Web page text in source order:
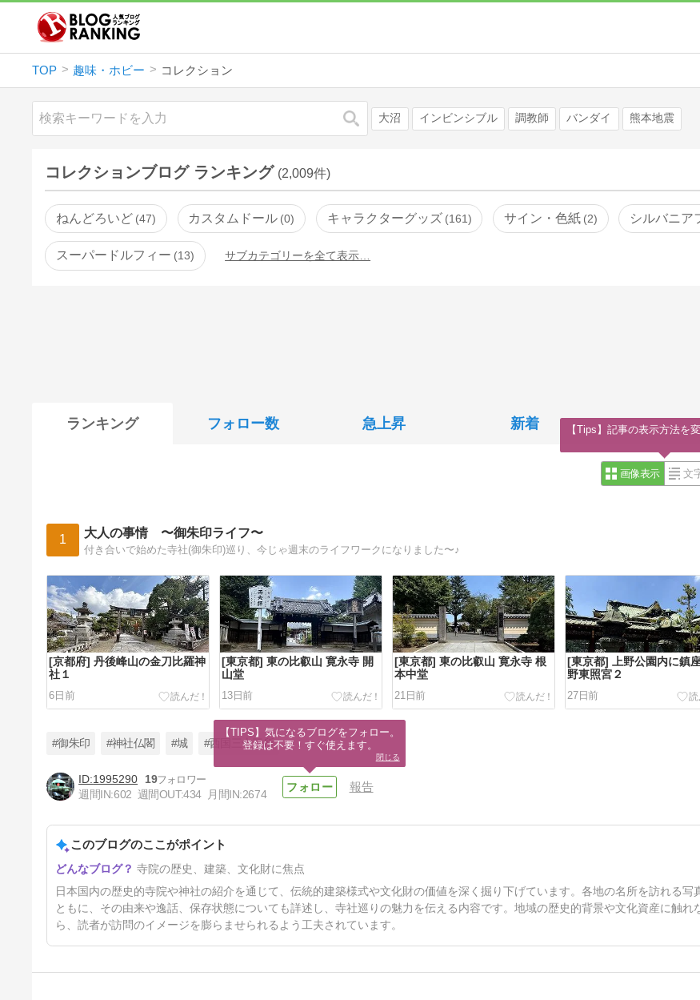
TOP 趣味・ホビー コレクション
検索 大沼 インビンシブル 調教師 バンダイ 熊本地震
コレクションブログ ランキング (2,009件)
ねんどろいど 47 カスタムドール 0 キャラクターグッズ 161 サイン・色紙 2 シルバニア
スーパードルフィー 13 サブカテゴリーを全て表示…
ランキング フォロー数 急上昇 新着
画像表示 文
1 大人の事情 〜御朱印ライフ〜
付き合いで始めた寺社(御朱印)巡り、今じゃ週末のライフワークになりました〜♪
[京都府] 丹後峰山の金刀比羅神
社１
6日前
[東京都] 東の比叡山 寛永寺 開
山堂
13日前
[東京都] 東の比叡山 寛永寺 根
本中堂
21日前
[東京都] 上野公園内に鎮
野東照宮２
27日前
野東照宮１
34日前
#御朱印 #神社仏閣 #城 #西国三十三所
1995290
19
週間IN:602 週間OUT:434 月間IN:2674
報告
このブログのここがポイント
寺院の歴史、建築、文化財に焦点
日本国内の歴史的寺院や神社の紹介を通じて、伝統的建築様式や文化財の価値を深く掘り下げています。各地の名所を訪れる写
ともに、その由来や逸話、保存状態についても詳述し、寺社巡りの魅力を伝える内容です。地域の歴史的背景や文化資産に触れ
ら、読者が訪問のイメージを膨らませられるよう工夫されています。
【TIPS】気になるブログをフォロー。
登録は不要！すぐ使えます。
閉じる
【Tips】記事の表示方法を